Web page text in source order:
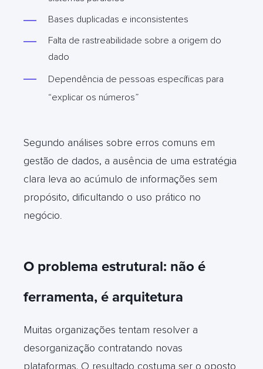
Bases duplicadas e inconsistentes
Falta de rastreabilidade sobre a origem do
dado
Dependência de pessoas específicas para
“explicar os números”
Segundo análises sobre erros comuns em
gestão de dados, a ausência de uma estratégia
clara leva ao acúmulo de informações sem
propósito, dificultando o uso prático no
negócio.
O problema estrutural: não é
ferramenta, é arquitetura
Muitas organizações tentam resolver a
desorganização contratando novas
plataformas. O resultado costuma ser o oposto